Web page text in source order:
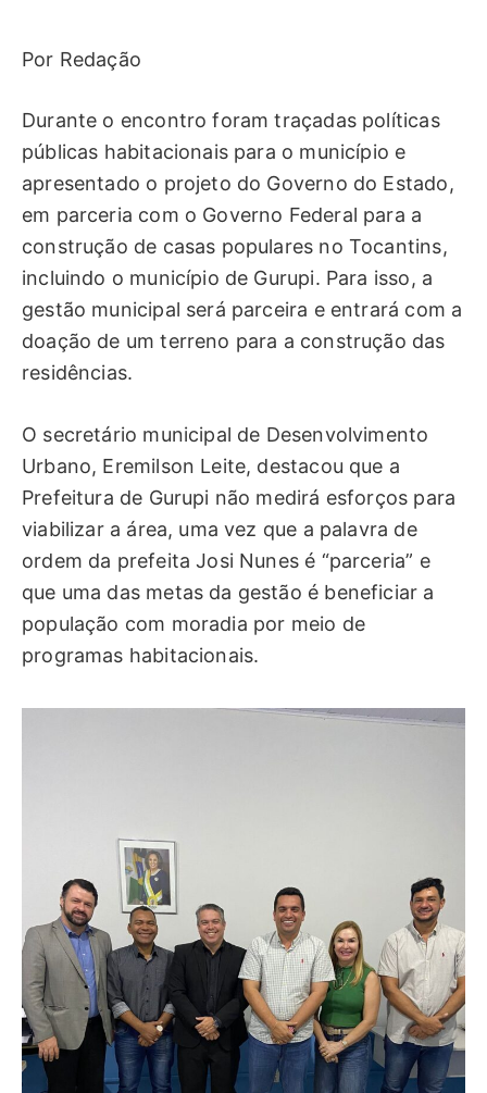
Por Redação
Durante o encontro foram traçadas políticas
públicas habitacionais para o município e
apresentado o projeto do Governo do Estado,
em parceria com o Governo Federal para a
construção de casas populares no Tocantins,
incluindo o município de Gurupi. Para isso, a
gestão municipal será parceira e entrará com a
doação de um terreno para a construção das
residências.
O secretário municipal de Desenvolvimento
Urbano, Eremilson Leite, destacou que a
Prefeitura de Gurupi não medirá esforços para
viabilizar a área, uma vez que a palavra de
ordem da prefeita Josi Nunes é “parceria” e
que uma das metas da gestão é beneficiar a
população com moradia por meio de
programas habitacionais.